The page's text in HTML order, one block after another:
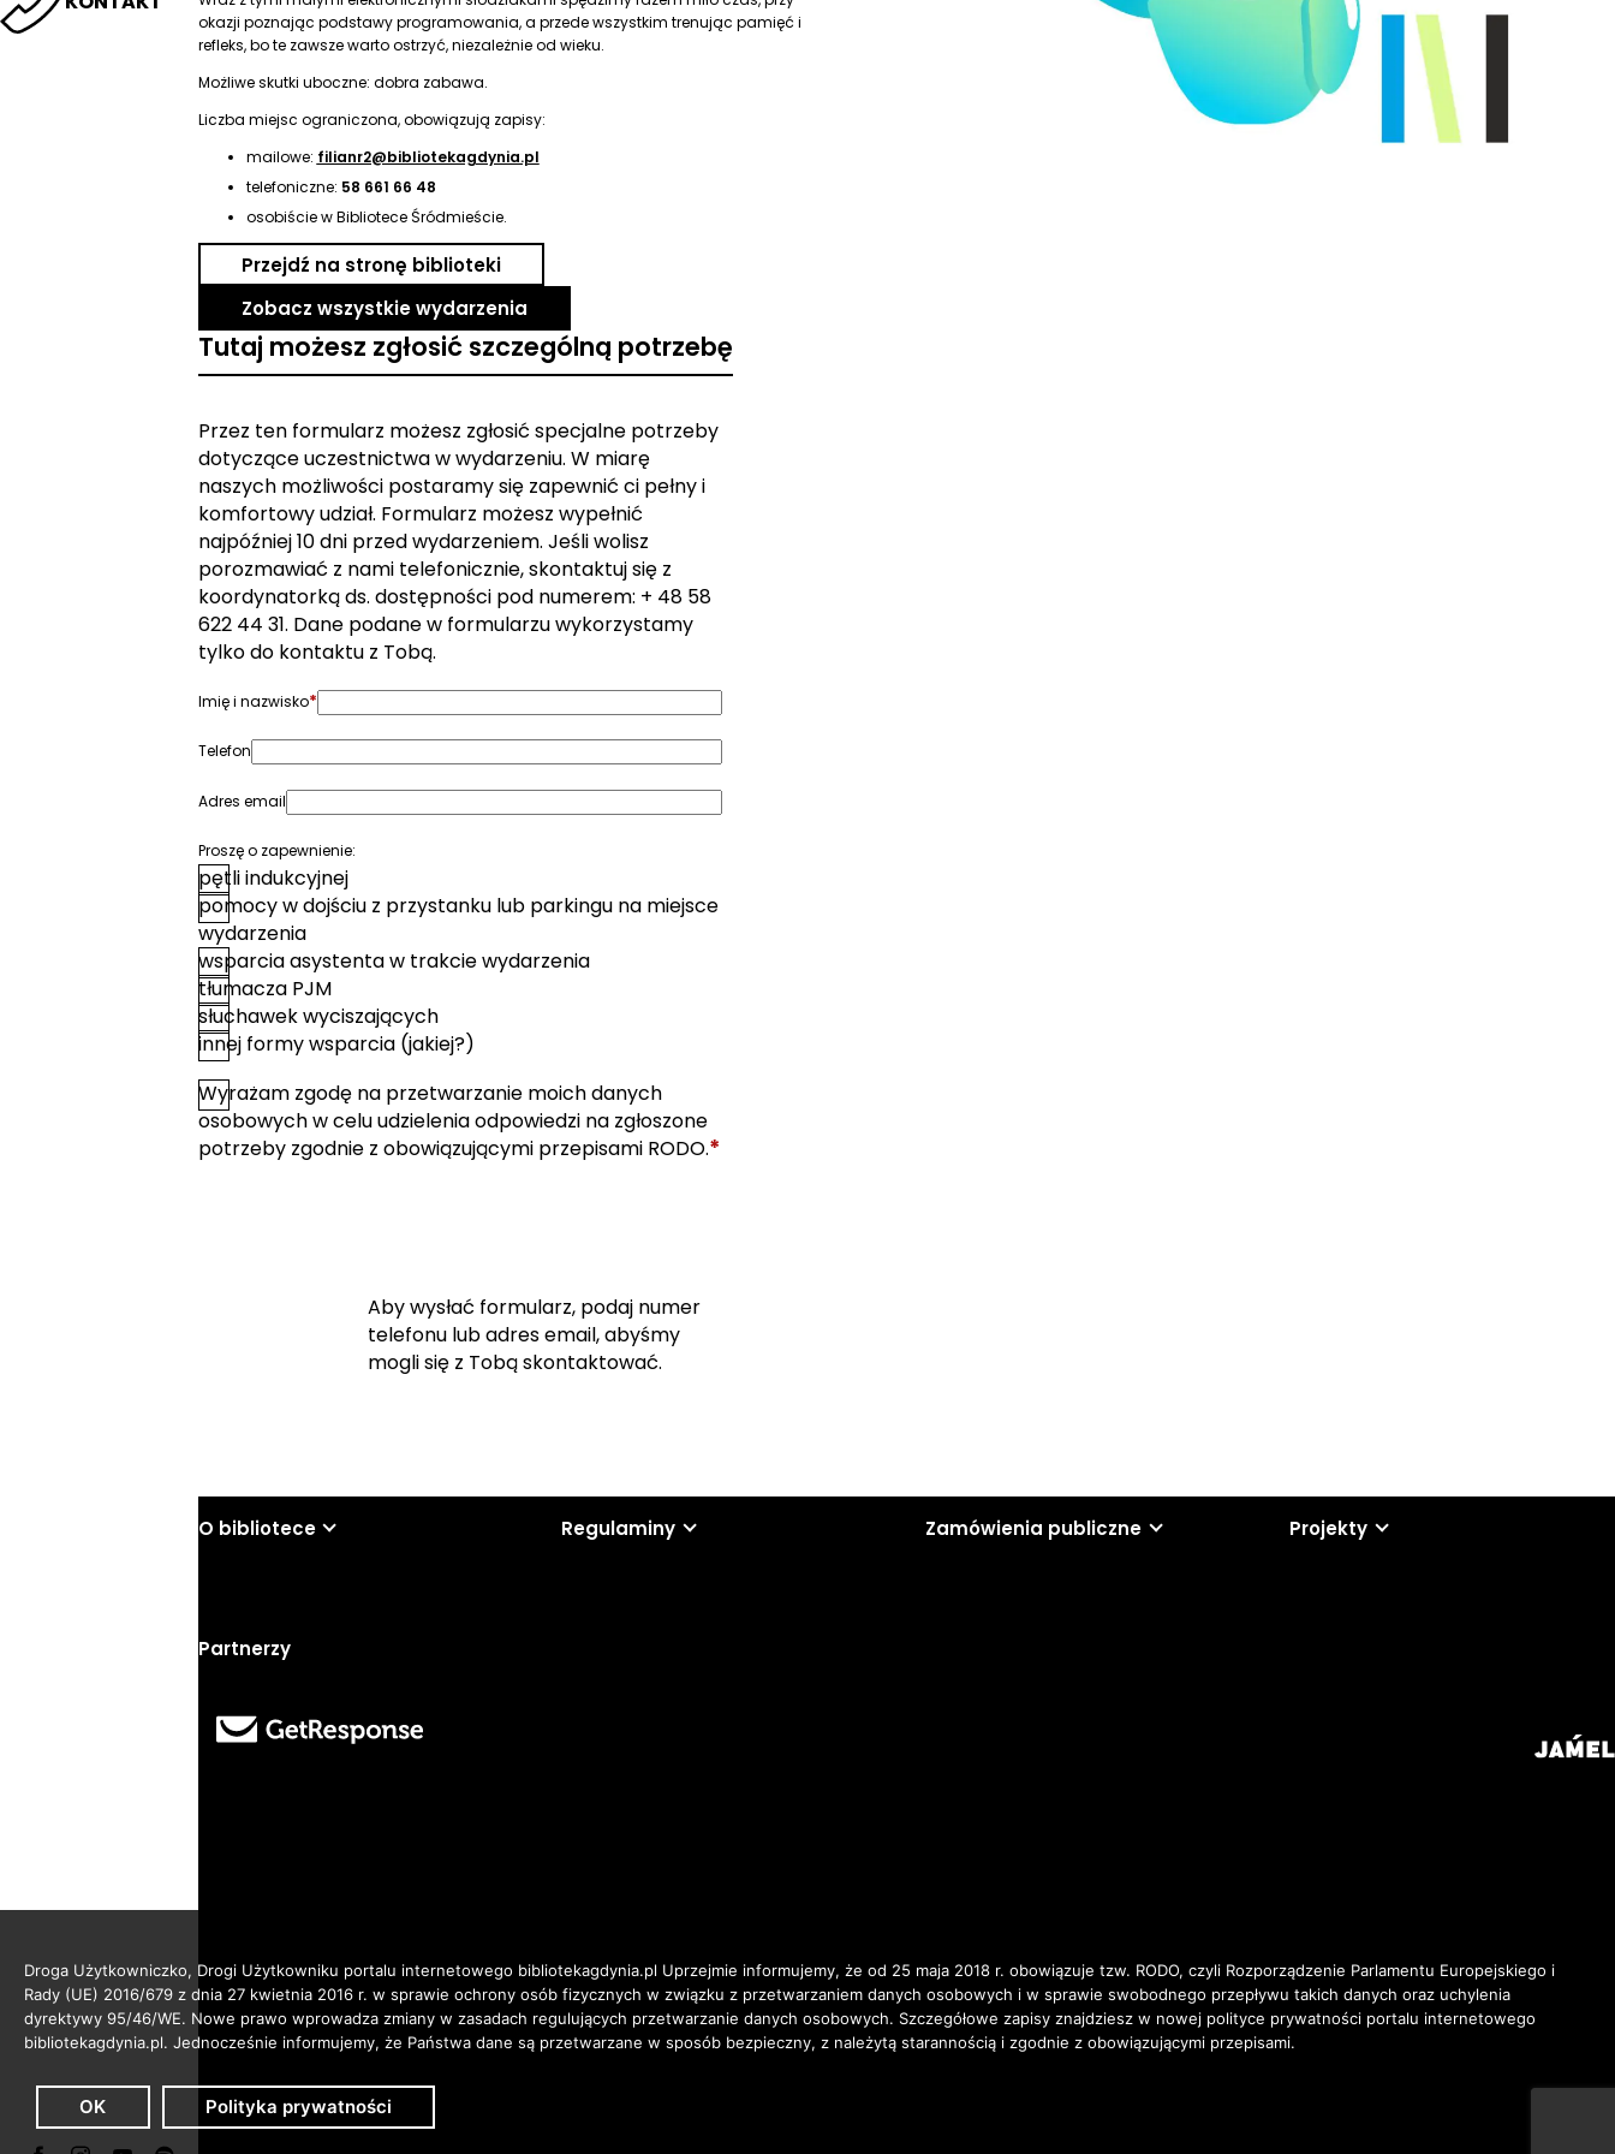
okazji poznając podstawy programowania, a przede wszystkim trenując pamięć i
refleks, bo te zawsze warto ostrzyć, niezależnie od wieku.
Możliwe skutki uboczne: dobra zabawa.
Liczba miejsc ograniczona, obowiązują zapisy:
mailowe: filianr2@bibliotekagdynia.pl
telefoniczne: 58 661 66 48
osobiście w Bibliotece Śródmieście.
Przejdź na stronę biblioteki
Zobacz wszystkie wydarzenia
Tutaj możesz zgłosić szczególną potrzebę
Przez ten formularz możesz zgłosić specjalne potrzeby
dotyczące uczestnictwa w wydarzeniu. W miarę
naszych możliwości postaramy się zapewnić ci pełny i
komfortowy udział. Formularz możesz wypełnić
najpóźniej 10 dni przed wydarzeniem. Jeśli wolisz
porozmawiać z nami telefonicznie, skontaktuj się z
koordynatorką ds. dostępności pod numerem: + 48 58
622 44 31. Dane podane w formularzu wykorzystamy
tylko do kontaktu z Tobą.
Imię i nazwisko*
Telefon
Adres email
Proszę o zapewnienie:
pętli indukcyjnej
pomocy w dojściu z przystanku lub parkingu na miejsce
wydarzenia
wsparcia asystenta w trakcie wydarzenia
tłumacza PJM
słuchawek wyciszających
innej formy wsparcia (jakiej?)
Zgoda*
Wyrażam zgodę na przetwarzanie moich danych
osobowych w celu udzielenia odpowiedzi na zgłoszone
potrzeby zgodnie z obowiązującymi przepisami RODO.*
Aby wysłać formularz, podaj numer
telefonu lub adres email, abyśmy
mogli się z Tobą skontaktować.
O bibliotece Regulaminy Zamówienia publiczne Projekty
Partnerzy
Droga Użytkowniczko, Drogi Użytkowniku portalu internetowego bibliotekagdynia.pl Uprzejmie informujemy, że od 25 maja 2018 r. obowiązuje tzw. RODO, czyli Rozporządzenie Parlamentu Europejskiego i
Rady (UE) 2016/679 z dnia 27 kwietnia 2016 r. w sprawie ochrony osób fizycznych w związku z przetwarzaniem danych osobowych i w sprawie swobodnego przepływu takich danych oraz uchylenia
dyrektywy 95/46/WE. Nowe prawo wprowadza zmiany w zasadach regulujących przetwarzanie danych osobowych. Szczegółowe zapisy znajdziesz w nowej polityce prywatności portalu internetowego
bibliotekagdynia.pl. Jednocześnie informujemy, że Państwa dane są przetwarzane w sposób bezpieczny, z należytą starannością i zgodnie z obowiązującymi przepisami.
OK Polityka prywatności